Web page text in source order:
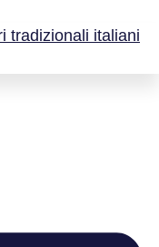
tradizionali italiani